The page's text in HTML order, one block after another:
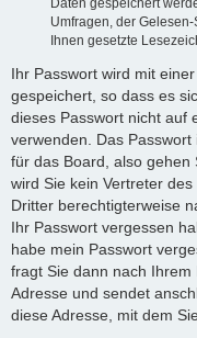
Daten gespeichert
Umfragen, der
Ihnen gesetzte
Ihr Passwort wird mit
gespeichert, so dass es
dieses Passwort nicht auf
verwenden. Das
für das Board, also
wird Sie kein Vertreter
Dritter berechtigterweise
Ihr Passwort vergessen
habe mein Passwort
fragt Sie dann nach
Adresse und sendet
diese Adresse, mit dem